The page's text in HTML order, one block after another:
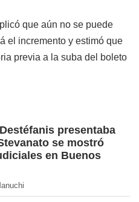
que aún no se puede
el incremento y estimó que
previa a la suba del boleto
presentaba
se mostró
en Buenos